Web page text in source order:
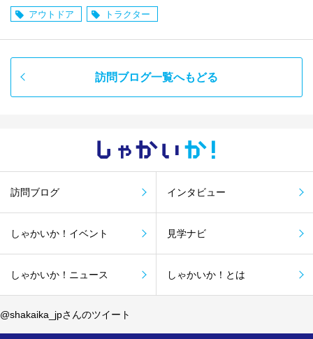
アウトドア トラクター
訪問ブログ一覧へもどる
しゃかい か！
訪問ブログ インタビュー
しゃかいか！イベント 見学ナビ
しゃかいか！ニュース しゃかいか！とは
@shakaika_jpさんのツイート